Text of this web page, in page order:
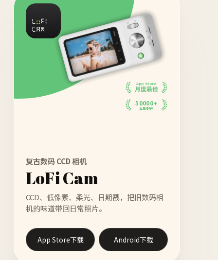
App Store
月度最佳
50000+
五星好评
复古数码 CCD 相机
LoFi Cam
CCD、低像素、柔光、日期戳，把旧数码相
机的味道带回日常照片。
App Store下载 Android下载